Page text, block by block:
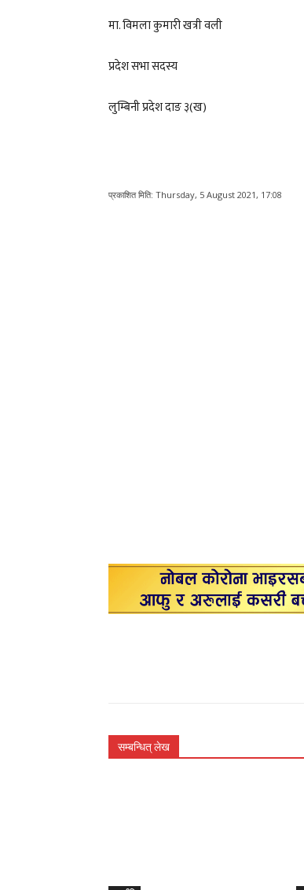
मा. विमला कुमारी खत्री वली
प्रदेश सभा सदस्य
लुम्बिनी प्रदेश दाङ ३(ख)
प्रकाशित मिति: Thursday, 5 August 2021, 17:08
सम्बन्धित् लेख